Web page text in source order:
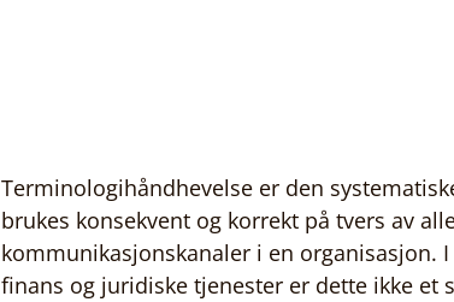
Terminologihåndhevelse er den
brukes konsekvent og korrekt på tvers av
kommunikasjonskanaler i en organisasjon.
finans og juridiske tjenester er dette ikke